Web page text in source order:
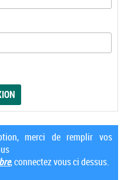
merci de remplir vos
, connectez vous ci dessus.